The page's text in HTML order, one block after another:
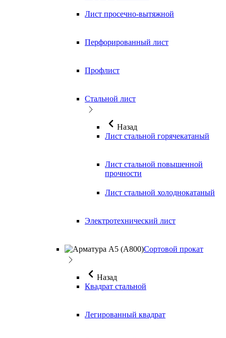
Лист просечно-вытяжной
Перфорированный лист
Профлист
Стальной лист
Назад
Лист стальной горячекатаный
Лист стальной повышенной
прочности
Лист стальной холоднокатаный
Электротехнический лист
Сортовой прокат
Назад
Квадрат стальной
Легированный квадрат